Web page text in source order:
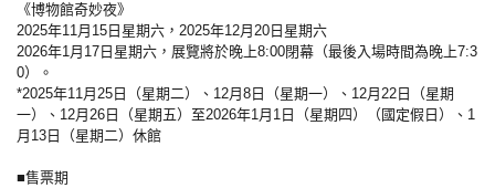
《博物館奇妙夜》
2025年11月15日星期六，2025年12月20日星期六
2026年1月17日星期六，展覽將於晚上8:00閉幕（最後入場時間為晚上7:3
0）。
*2025年11月25日（星期二）、12月8日（星期一）、12月22日（星期
一）、12月26日（星期五）至2026年1月1日（星期四）（國定假日）、1
月13日（星期二）休館
■售票期